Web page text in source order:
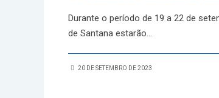
Durante o período de 19 a 22 de
de Santana estarão...
20 DE SETEMBRO DE 2023